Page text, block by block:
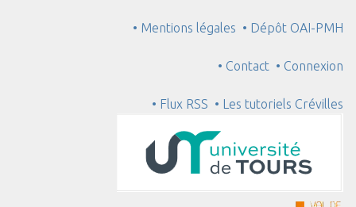
• Mentions légales • Dépôt OAI-PMH
• Contact • Connexion
• Flux RSS • Les tutoriels Crévilles